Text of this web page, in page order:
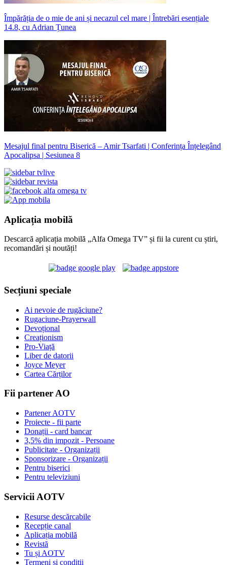
Împărăția de o mie de ani și necazul cel mare | Întrebări esențiale
14.8, cu Adrian Țunea
Mesajul final pentru Biserică – Amir Tsarfati | Conferința Înțelegând
Apocalipsa | Sesiunea 8
Aplicația mobilă
Descarcă aplicația mobilă „Alfa Omega TV” și fii la curent cu știri,
recomandări și noutăți!
Secțiuni speciale
Ai nevoie de rugăciune?
Rugaciune-Prayerwall
Devoțional
Creaționism
Pro-Viață
Liber de datorii
Joyce Meyer
Cartea Cărților
Fii partener AO
Partener AOTV
Proiecte - fii parte
Donații - card bancar
3,5% din impozit - Persoane
Publicitate - Organizații
Sponsorizare - Organizații
Pentru biserici
Pentru televiziuni
Servicii AOTV
Resurse descărcabile
Recepție canal
Aplicația mobilă
Revistă
Tu și AOTV
Termeni și condiții